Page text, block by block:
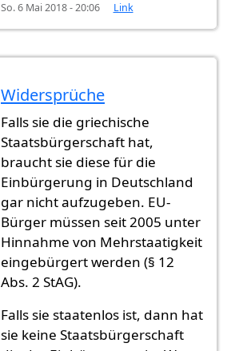
So. 6 Mai 2018 - 20:06 Link
Widersprüche
Falls sie die griechische
Staatsbürgerschaft hat,
braucht sie diese für die
Einbürgerung in Deutschland
gar nicht aufzugeben. EU-
Bürger müssen seit 2005 unter
Hinnahme von Mehrstaatigkeit
eingebürgert werden (§ 12
Abs. 2 StAG).
Falls sie staatenlos ist, dann hat
sie keine Staatsbürgerschaft